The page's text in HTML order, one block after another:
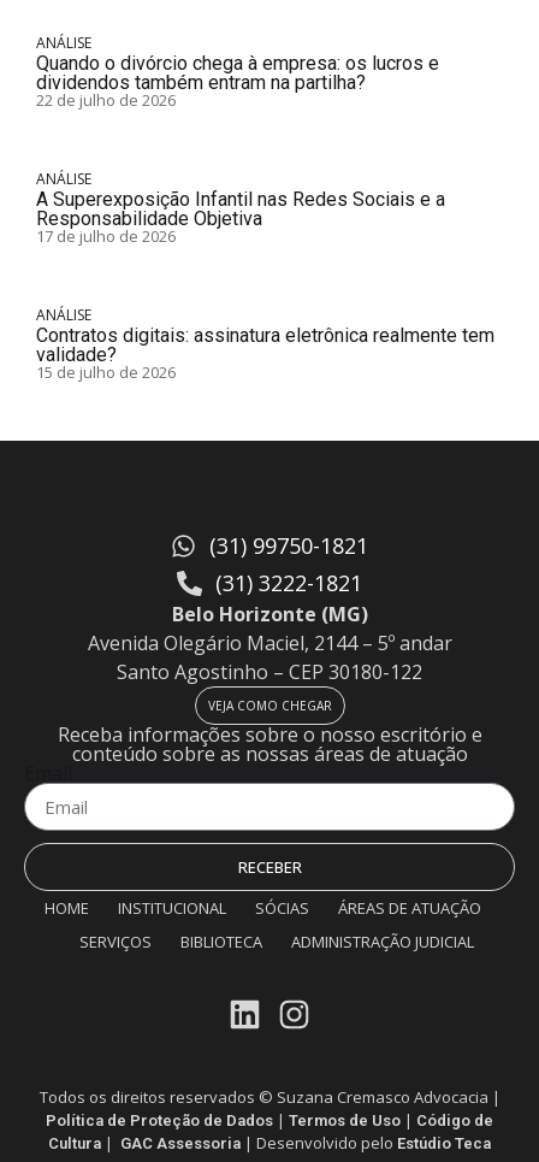
ANÁLISE
Quando o divórcio chega à empresa: os lucros e
dividendos também entram na partilha?
22 de julho de 2026
ANÁLISE
A Superexposição Infantil nas Redes Sociais e a
Responsabilidade Objetiva
17 de julho de 2026
ANÁLISE
Contratos digitais: assinatura eletrônica realmente tem
validade?
15 de julho de 2026
(31) 99750-1821
(31) 3222-1821
Belo Horizonte (MG)
Avenida Olegário Maciel, 2144 – 5º andar
Santo Agostinho – CEP 30180-122
VEJA COMO CHEGAR
Receba informações sobre o nosso escritório e
conteúdo sobre as nossas áreas de atuação
RECEBER
HOME
INSTITUCIONAL SÓCIAS
ÁREAS DE ATUAÇÃO
SERVIÇOS
BIBLIOTECA ADMINISTRAÇÃO JUDICIAL
Todos os direitos reservados © Suzana Cremasco Advocacia |
Política de Proteção de Dados | Termos de Uso | Código de
Cultura | GAC Assessoria | Desenvolvido pelo Estúdio Teca